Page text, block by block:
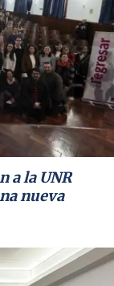
a la UNR
nueva